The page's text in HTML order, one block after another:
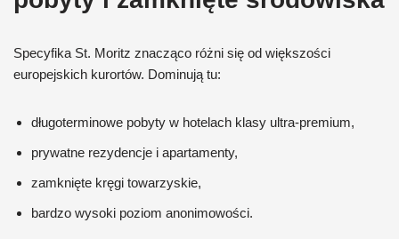
Specyfika St. Moritz znacząco różni się od większości
europejskich kurortów. Dominują tu:
długoterminowe pobyty w hotelach klasy ultra-premium,
prywatne rezydencje i apartamenty,
zamknięte kręgi towarzyskie,
bardzo wysoki poziom anonimowości.